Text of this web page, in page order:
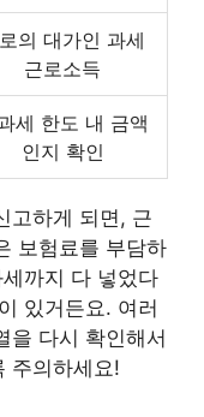
의 대가인 과세
근로소득
세 한도 내 금액
인지 확인
고하게 되면, 근
보험료를 부담하
까지 다 넣었다
있거든요. 여러
을 다시 확인해서
주의하세요!